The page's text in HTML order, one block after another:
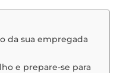
da sua empregada
e prepare-se para